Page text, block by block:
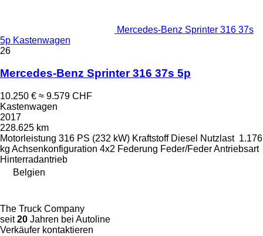
Mercedes-Benz Sprinter 316 37s
5p Kastenwagen
26
Mercedes-Benz Sprinter 316 37s 5p
10.250 € ≈ 9.579 CHF
Kastenwagen
2017
228.625 km
Motorleistung 316 PS (232 kW) Kraftstoff Diesel Nutzlast 1.176
kg Achsenkonfiguration 4x2 Federung Feder/FederAntriebsart
Hinterradantrieb
Belgien
The Truck Company
seit20 Jahren bei Autoline
Verkäufer kontaktieren